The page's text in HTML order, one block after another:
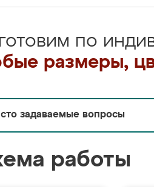
по
размеры,
задаваемые вопросы
работы